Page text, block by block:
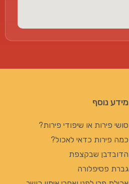
מידע נוסף
סושי פירות או שיפודי פירות?
כמה פירות כדאי לאכול?
הדובדבן שבקצפת
גברת פסיפלורה